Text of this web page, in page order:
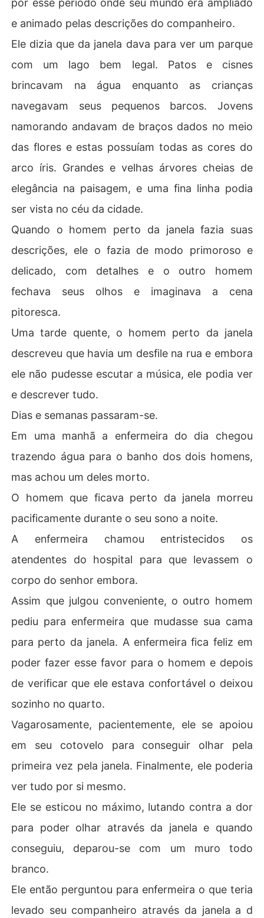
por esse período onde seu mundo era ampliado
e animado pelas descrições do companheiro.
Ele dizia que da janela dava para ver um parque
com um lago bem legal. Patos e cisnes
brincavam na água enquanto as crianças
navegavam seus pequenos barcos. Jovens
namorando andavam de braços dados no meio
das flores e estas possuíam todas as cores do
arco íris. Grandes e velhas árvores cheias de
elegância na paisagem, e uma fina linha podia
ser vista no céu da cidade.
Quando o homem perto da janela fazia suas
descrições, ele o fazia de modo primoroso e
delicado, com detalhes e o outro homem
fechava seus olhos e imaginava a cena
pitoresca.
Uma tarde quente, o homem perto da janela
descreveu que havia um desfile na rua e embora
ele não pudesse escutar a música, ele podia ver
e descrever tudo.
Dias e semanas passaram-se.
Em uma manhã a enfermeira do dia chegou
trazendo água para o banho dos dois homens,
mas achou um deles morto.
O homem que ficava perto da janela morreu
pacificamente durante o seu sono a noite.
A enfermeira chamou entristecidos os
atendentes do hospital para que levassem o
corpo do senhor embora.
Assim que julgou conveniente, o outro homem
pediu para enfermeira que mudasse sua cama
para perto da janela. A enfermeira fica feliz em
poder fazer esse favor para o homem e depois
de verificar que ele estava confortável o deixou
sozinho no quarto.
Vagarosamente, pacientemente, ele se apoiou
em seu cotovelo para conseguir olhar pela
primeira vez pela janela. Finalmente, ele poderia
ver tudo por si mesmo.
Ele se esticou no máximo, lutando contra a dor
para poder olhar através da janela e quando
conseguiu, deparou-se com um muro todo
branco.
Ele então perguntou para enfermeira o que teria
levado seu companheiro através da janela a d